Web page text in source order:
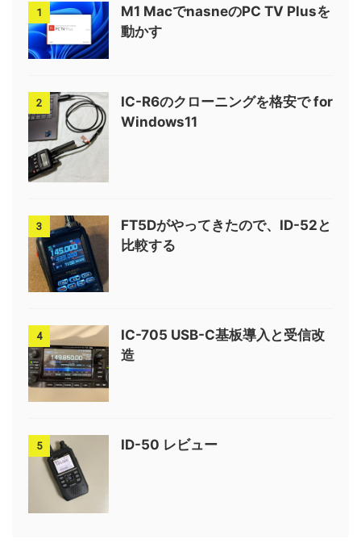
1
M1 MacでnasneのPC TV Plusを
動かす
2
IC-R6のクローニングを格安で for
Windows11
3
FT5Dがやってきたので、ID-52と
比較する
4
IC-705 USB-C基板導入と受信改
造
5 ID-50 レビュー